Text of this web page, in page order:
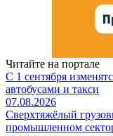
Читайте на портале
С 1 сентября
автобусами и такси
07.08.2026
Сверхтяжёлый
промышленном